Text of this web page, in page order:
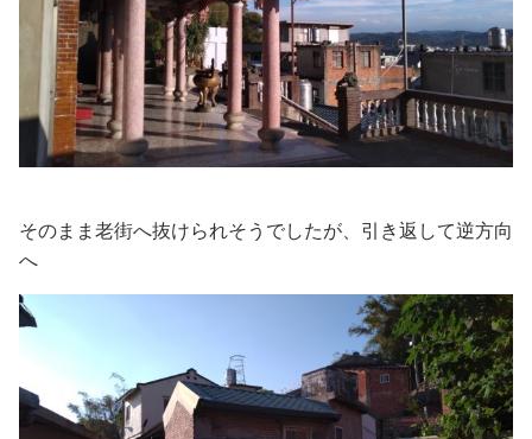
そのまま老街へ抜けられそうでしたが、引き返して逆方向
へ